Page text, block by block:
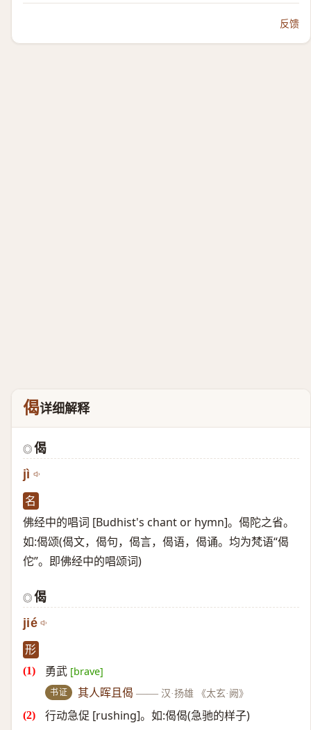
反馈
偈详细解释
◎ 偈
jì
名
佛经中的唱词 [Budhist's chant or hymn]。偈陀之省。
如:偈颂(偈文，偈句，偈言，偈语，偈诵。均为梵语“偈
佗”。即佛经中的唱颂词)
◎ 偈
jié
形
勇武 [brave]
书证 其人晖且偈 —— 汉·扬雄 《太玄·阙》
行动急促 [rushing]。如:偈偈(急驰的样子)